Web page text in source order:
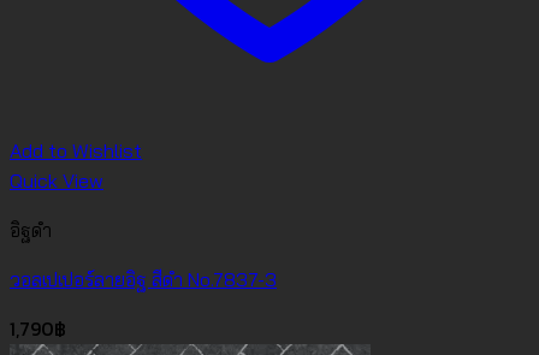
Add to Wishlist
Quick View
อิฐดำ
วอลเปเปอร์ลายอิฐ สีดำ No.7837-3
1,790฿